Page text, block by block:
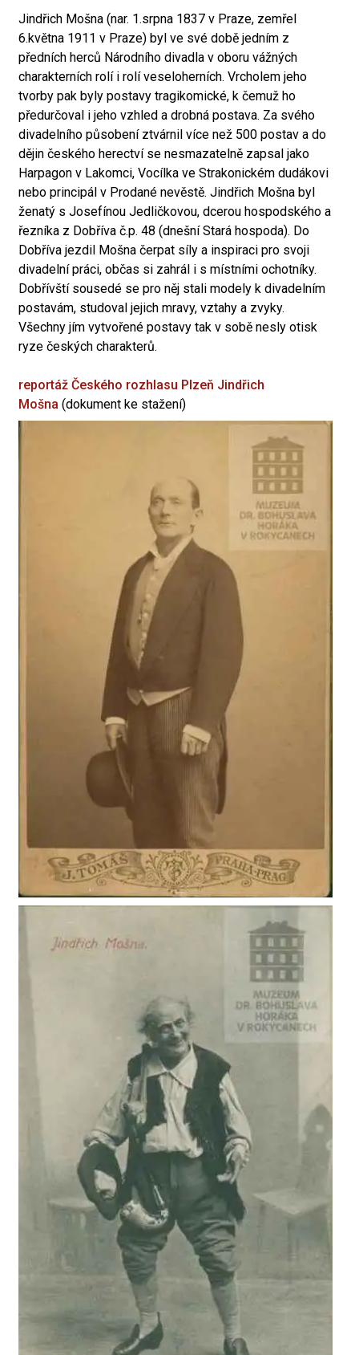
Jindřich Mošna (nar. 1.srpna 1837 v Praze, zemřel
6.května 1911 v Praze) byl ve své době jedním z
předních herců Národního divadla v oboru vážných
charakterních rolí i rolí veseloherních. Vrcholem jeho
tvorby pak byly postavy tragikomické, k čemuž ho
předurčoval i jeho vzhled a drobná postava. Za svého
divadelního působení ztvárnil více než 500 postav a do
dějin českého herectví se nesmazatelně zapsal jako
Harpagon v Lakomci, Vocílka ve Strakonickém dudákovi
nebo principál v Prodané nevěstě. Jindřich Mošna byl
ženatý s Josefínou Jedličkovou, dcerou hospodského a
řezníka z Dobříva č.p. 48 (dnešní Stará hospoda). Do
Dobříva jezdil Mošna čerpat síly a inspiraci pro svoji
divadelní práci, občas si zahrál i s místními ochotníky.
Dobřívští sousedé se pro něj stali modely k divadelním
postavám, studoval jejich mravy, vztahy a zvyky.
Všechny jím vytvořené postavy tak v sobě nesly otisk
ryze českých charakterů.
reportáž Českého rozhlasu Plzeň Jindřich
Mošna (dokument ke stažení)